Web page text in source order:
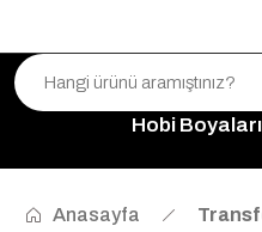
Hobi Boyaları
Anasayfa